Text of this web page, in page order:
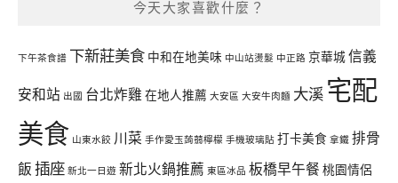
今天大家喜歡什麼？
下午茶食譜 下新莊美食 中和在地美味 中山站燙髮 中正路 京華城 信義
安和站 出國 台北炸雞 在地人推薦 大安區 大安牛肉麵 大溪 宅配
美食 山東水餃 川菜 手作愛玉蒟蒻檸檬 手機玻璃貼 打卡美食 拿鐵 排骨
飯 插座 新北一日遊 新北火鍋推薦 東區冰品 板橋早午餐 桃園情侶